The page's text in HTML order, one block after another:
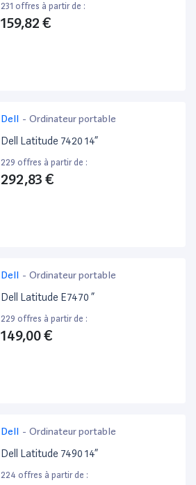
231 offres à partir de :
159,82 €
Dell - Ordinateur portable
Dell Latitude 7420 14”
229 offres à partir de :
292,83 €
Dell - Ordinateur portable
Dell Latitude E7470 ”
229 offres à partir de :
149,00 €
Dell - Ordinateur portable
Dell Latitude 7490 14”
224 offres à partir de :